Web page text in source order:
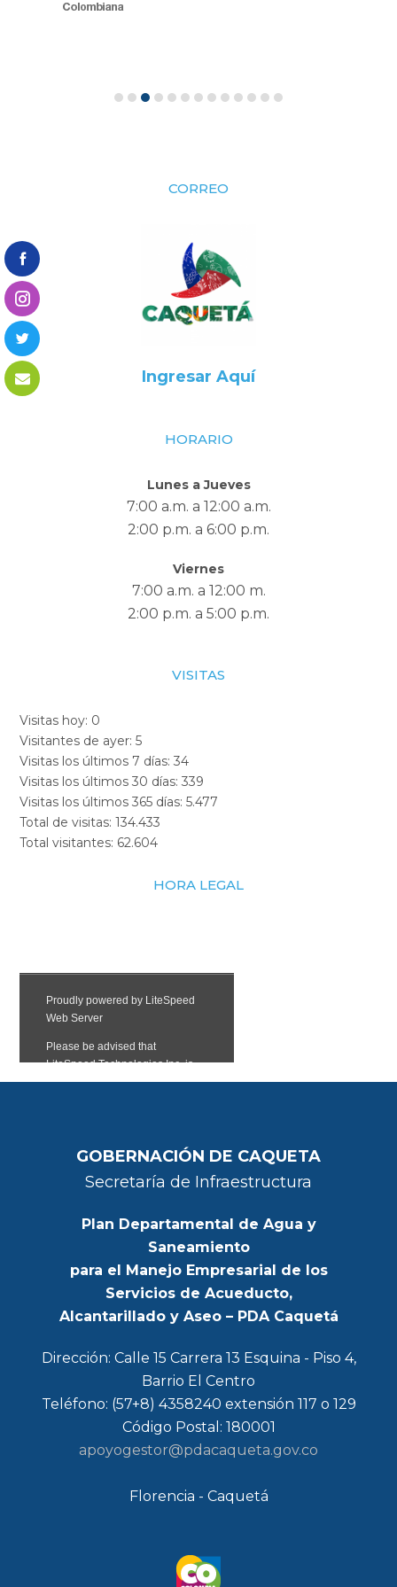
CORREO
Ingresar Aquí
HORARIO
Lunes a Jueves
7:00 a.m. a 12:00 a.m.
2:00 p.m. a 6:00 p.m.
Viernes
7:00 a.m. a 12:00 m.
2:00 p.m. a 5:00 p.m.
VISITAS
Visitas hoy: 0
Visitantes de ayer:5
Visitas los últimos 7 días:34
Visitas los últimos 30 días:339
Visitas los últimos 365 días:5.477
Total de visitas:134.433
Total visitantes: 62.604
HORA LEGAL
GOBERNACIÓN DE CAQUETA
Secretaría de Infraestructura
Plan Departamental de Agua y
Saneamiento
para el Manejo Empresarial de los
Servicios de Acueducto,
Alcantarillado y Aseo – PDA Caquetá
Dirección: Calle 15 Carrera 13 Esquina - Piso 4,
Barrio El Centro
Teléfono: (57+8) 4358240 extensión 117 o 129
Código Postal: 180001
apoyogestor@pdacaqueta.gov.co
Florencia - Caquetá